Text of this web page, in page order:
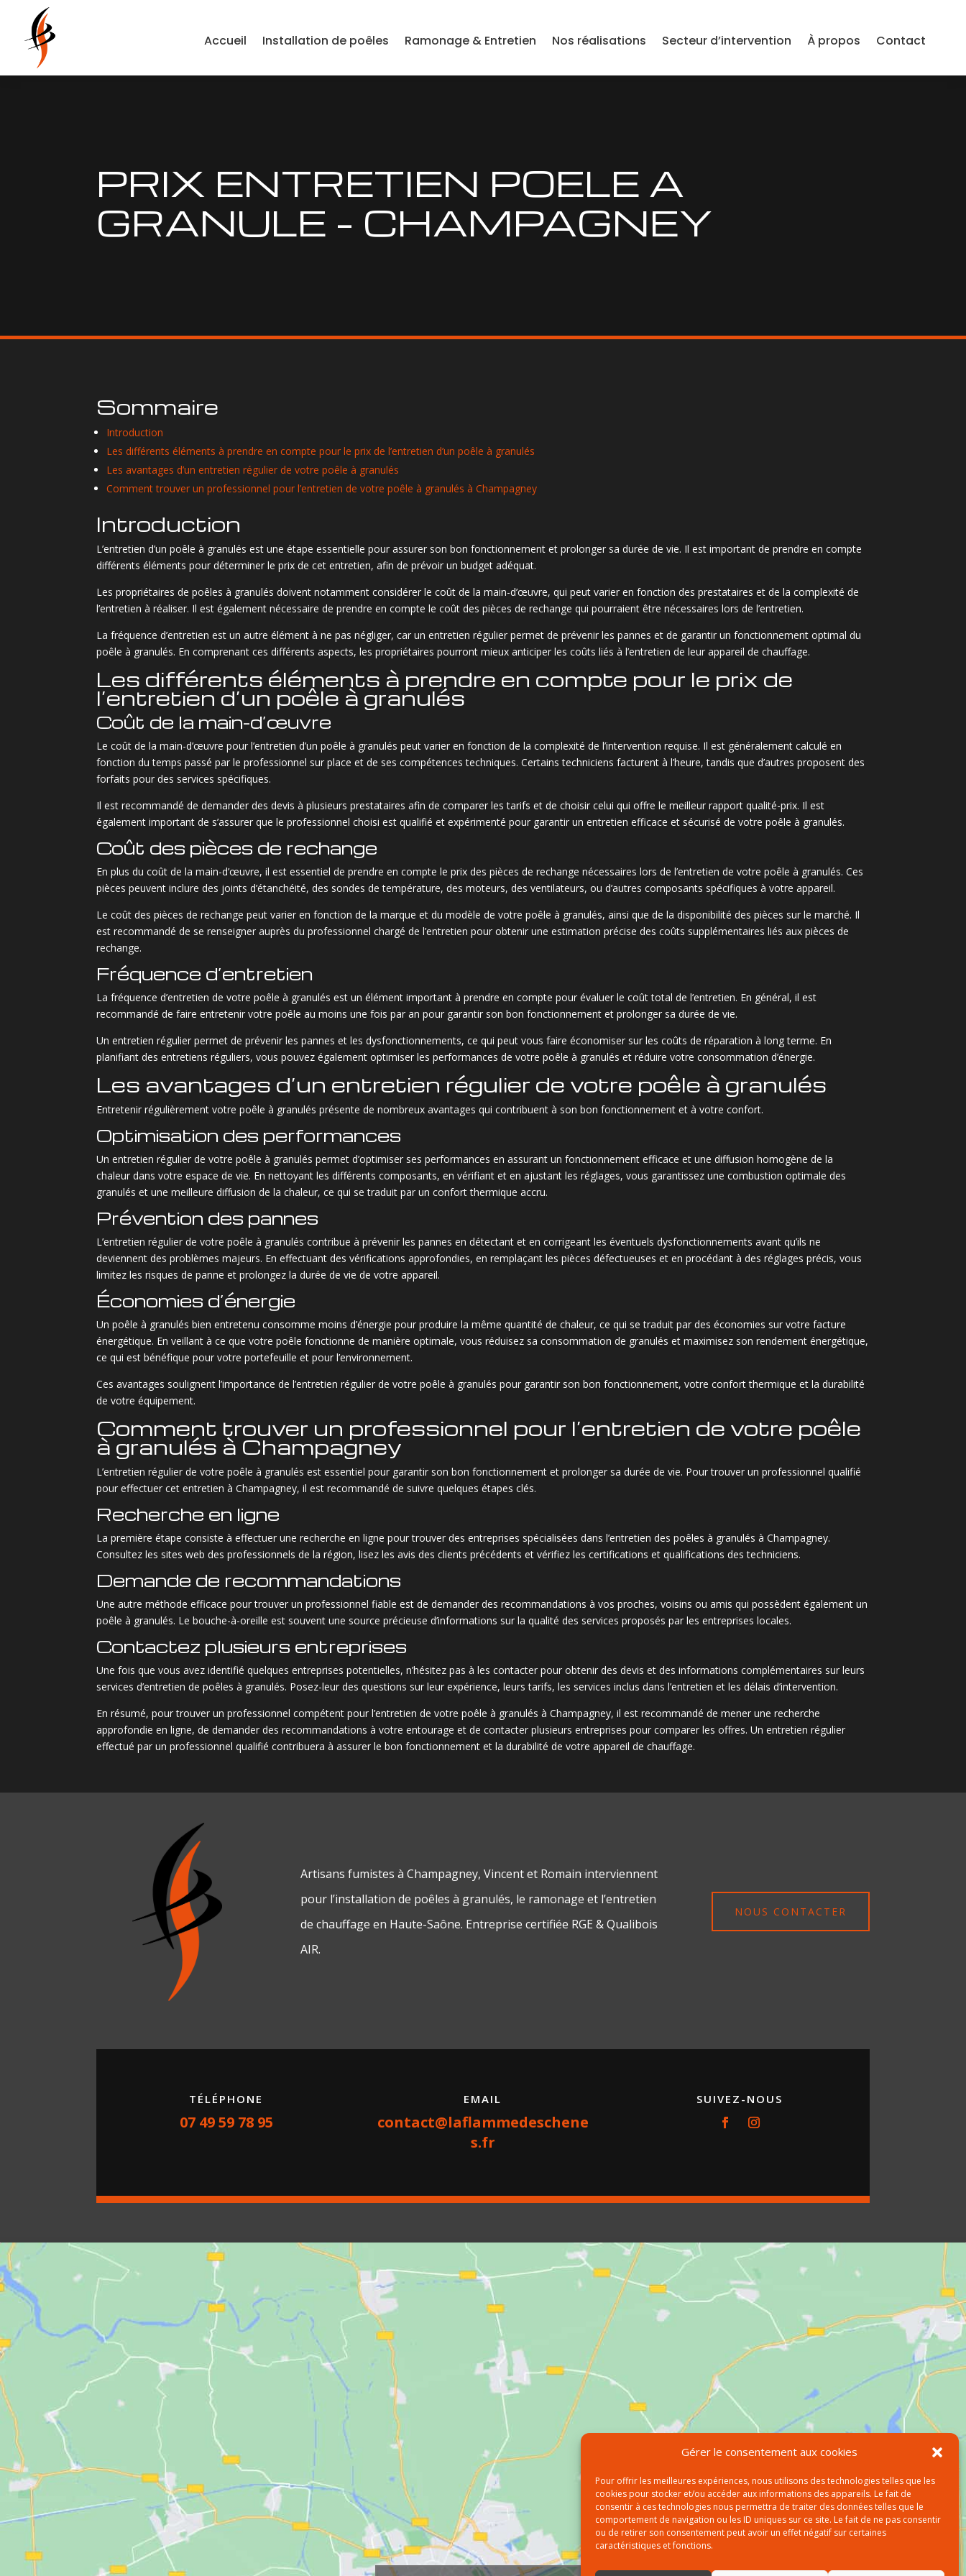
Gérer le consentement aux cookies
Pour offrir les meilleures expériences, nous utilisons des technologies telles que les
cookies pour stocker et/ou accéder aux informations des appareils. Le fait de
consentir à ces technologies nous permettra de traiter des données telles que le
comportement de navigation ou les ID uniques sur ce site. Le fait de ne pas consentir
ou de retirer son consentement peut avoir un effet négatif sur certaines
caractéristiques et fonctions.
Accueil Installation de poêles Ramonage & Entretien Nos réalisations Secteur d’intervention À propos Contact
PRIX ENTRETIEN POELE A
GRANULE – CHAMPAGNEY
Sommaire
Introduction
Les différents éléments à prendre en compte pour le prix de l’entretien d’un poêle à granulés
Les avantages d’un entretien régulier de votre poêle à granulés
Comment trouver un professionnel pour l’entretien de votre poêle à granulés à Champagney
Introduction
L’entretien d’un poêle à granulés est une étape essentielle pour assurer son bon fonctionnement et prolonger sa durée de vie. Il est important de prendre en compte
différents éléments pour déterminer le prix de cet entretien, afin de prévoir un budget adéquat.
Les propriétaires de poêles à granulés doivent notamment considérer le coût de la main-d’œuvre, qui peut varier en fonction des prestataires et de la complexité de
l’entretien à réaliser. Il est également nécessaire de prendre en compte le coût des pièces de rechange qui pourraient être nécessaires lors de l’entretien.
La fréquence d’entretien est un autre élément à ne pas négliger, car un entretien régulier permet de prévenir les pannes et de garantir un fonctionnement optimal du
poêle à granulés. En comprenant ces différents aspects, les propriétaires pourront mieux anticiper les coûts liés à l’entretien de leur appareil de chauffage.
Les différents éléments à prendre en compte pour le prix de
l’entretien d’un poêle à granulés
Coût de la main-d’œuvre
Le coût de la main-d’œuvre pour l’entretien d’un poêle à granulés peut varier en fonction de la complexité de l’intervention requise. Il est généralement calculé en
fonction du temps passé par le professionnel sur place et de ses compétences techniques. Certains techniciens facturent à l’heure, tandis que d’autres proposent des
forfaits pour des services spécifiques.
Il est recommandé de demander des devis à plusieurs prestataires afin de comparer les tarifs et de choisir celui qui offre le meilleur rapport qualité-prix. Il est
également important de s’assurer que le professionnel choisi est qualifié et expérimenté pour garantir un entretien efficace et sécurisé de votre poêle à granulés.
Coût des pièces de rechange
En plus du coût de la main-d’œuvre, il est essentiel de prendre en compte le prix des pièces de rechange nécessaires lors de l’entretien de votre poêle à granulés. Ces
pièces peuvent inclure des joints d’étanchéité, des sondes de température, des moteurs, des ventilateurs, ou d’autres composants spécifiques à votre appareil.
Le coût des pièces de rechange peut varier en fonction de la marque et du modèle de votre poêle à granulés, ainsi que de la disponibilité des pièces sur le marché. Il
est recommandé de se renseigner auprès du professionnel chargé de l’entretien pour obtenir une estimation précise des coûts supplémentaires liés aux pièces de
rechange.
Fréquence d’entretien
La fréquence d’entretien de votre poêle à granulés est un élément important à prendre en compte pour évaluer le coût total de l’entretien. En général, il est
recommandé de faire entretenir votre poêle au moins une fois par an pour garantir son bon fonctionnement et prolonger sa durée de vie.
Un entretien régulier permet de prévenir les pannes et les dysfonctionnements, ce qui peut vous faire économiser sur les coûts de réparation à long terme. En
planifiant des entretiens réguliers, vous pouvez également optimiser les performances de votre poêle à granulés et réduire votre consommation d’énergie.
Les avantages d’un entretien régulier de votre poêle à granulés
Entretenir régulièrement votre poêle à granulés présente de nombreux avantages qui contribuent à son bon fonctionnement et à votre confort.
Optimisation des performances
Un entretien régulier de votre poêle à granulés permet d’optimiser ses performances en assurant un fonctionnement efficace et une diffusion homogène de la
chaleur dans votre espace de vie. En nettoyant les différents composants, en vérifiant et en ajustant les réglages, vous garantissez une combustion optimale des
granulés et une meilleure diffusion de la chaleur, ce qui se traduit par un confort thermique accru.
Prévention des pannes
L’entretien régulier de votre poêle à granulés contribue à prévenir les pannes en détectant et en corrigeant les éventuels dysfonctionnements avant qu’ils ne
deviennent des problèmes majeurs. En effectuant des vérifications approfondies, en remplaçant les pièces défectueuses et en procédant à des réglages précis, vous
limitez les risques de panne et prolongez la durée de vie de votre appareil.
Économies d’énergie
Un poêle à granulés bien entretenu consomme moins d’énergie pour produire la même quantité de chaleur, ce qui se traduit par des économies sur votre facture
énergétique. En veillant à ce que votre poêle fonctionne de manière optimale, vous réduisez sa consommation de granulés et maximisez son rendement énergétique,
ce qui est bénéfique pour votre portefeuille et pour l’environnement.
Ces avantages soulignent l’importance de l’entretien régulier de votre poêle à granulés pour garantir son bon fonctionnement, votre confort thermique et la durabilité
de votre équipement.
Comment trouver un professionnel pour l’entretien de votre poêle
à granulés à Champagney
L’entretien régulier de votre poêle à granulés est essentiel pour garantir son bon fonctionnement et prolonger sa durée de vie. Pour trouver un professionnel qualifié
pour effectuer cet entretien à Champagney, il est recommandé de suivre quelques étapes clés.
Recherche en ligne
La première étape consiste à effectuer une recherche en ligne pour trouver des entreprises spécialisées dans l’entretien des poêles à granulés à Champagney.
Consultez les sites web des professionnels de la région, lisez les avis des clients précédents et vérifiez les certifications et qualifications des techniciens.
Demande de recommandations
Une autre méthode efficace pour trouver un professionnel fiable est de demander des recommandations à vos proches, voisins ou amis qui possèdent également un
poêle à granulés. Le bouche-à-oreille est souvent une source précieuse d’informations sur la qualité des services proposés par les entreprises locales.
Contactez plusieurs entreprises
Une fois que vous avez identifié quelques entreprises potentielles, n’hésitez pas à les contacter pour obtenir des devis et des informations complémentaires sur leurs
services d’entretien de poêles à granulés. Posez-leur des questions sur leur expérience, leurs tarifs, les services inclus dans l’entretien et les délais d’intervention.
En résumé, pour trouver un professionnel compétent pour l’entretien de votre poêle à granulés à Champagney, il est recommandé de mener une recherche
approfondie en ligne, de demander des recommandations à votre entourage et de contacter plusieurs entreprises pour comparer les offres. Un entretien régulier
effectué par un professionnel qualifié contribuera à assurer le bon fonctionnement et la durabilité de votre appareil de chauffage.
Artisans fumistes à Champagney, Vincent et Romain interviennent
pour l’installation de poêles à granulés, le ramonage et l’entretien
de chauffage en Haute-Saône. Entreprise certifiée RGE & Qualibois
AIR.
NOUS CONTACTER
TÉLÉPHONE
07 49 59 78 95
EMAIL
contact@laflammedeschene
s.fr
SUIVEZ-NOUS